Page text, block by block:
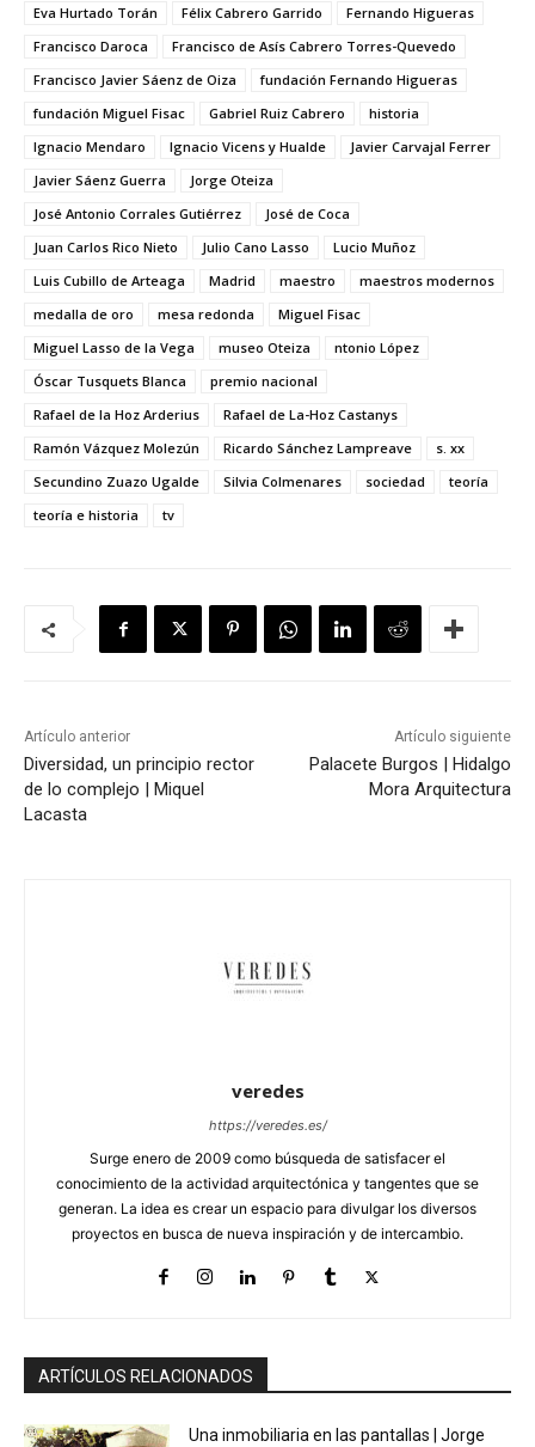
Eva Hurtado Torán
Félix Cabrero Garrido
Fernando Higueras
Francisco Daroca
Francisco de Asís Cabrero Torres-Quevedo
Francisco Javier Sáenz de Oiza
fundación Fernando Higueras
fundación Miguel Fisac
Gabriel Ruiz Cabrero
historia
Ignacio Mendaro
Ignacio Vicens y Hualde
Javier Carvajal Ferrer
Javier Sáenz Guerra
Jorge Oteiza
José Antonio Corrales Gutiérrez
José de Coca
Juan Carlos Rico Nieto
Julio Cano Lasso
Lucio Muñoz
Luis Cubillo de Arteaga
Madrid maestro
maestros modernos
medalla de oro
mesa redonda
Miguel Fisac
Miguel Lasso de la Vega
museo Oteiza
ntonio López
Óscar Tusquets Blanca
premio nacional
Rafael de la Hoz Arderius
Rafael de La-Hoz Castanys
Ramón Vázquez Molezún
Ricardo Sánchez Lampreave
s. xx
Secundino Zuazo Ugalde
Silvia Colmenares sociedad
teoría
teoría e historia
tv
Artículo anterior
Diversidad, un principio rector
de lo complejo | Miquel
Lacasta
Artículo siguiente
Palacete Burgos | Hidalgo
Mora Arquitectura
veredes
https://veredes.es/
Surge enero de 2009 como búsqueda de satisfacer el
conocimiento de la actividad arquitectónica y tangentes que se
generan. La idea es crear un espacio para divulgar los diversos
proyectos en busca de nueva inspiración y de intercambio.
ARTÍCULOS RELACIONADOS
Una inmobiliaria en las pantallas | Jorge